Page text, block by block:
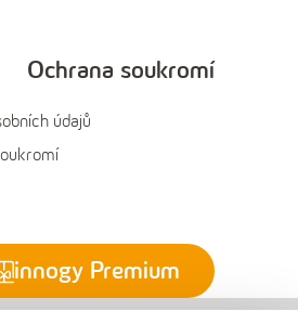
Ochrana soukromí
údajů
innogy Premium